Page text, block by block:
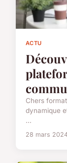
ACTU
Chers
dynamique
...
28 mars